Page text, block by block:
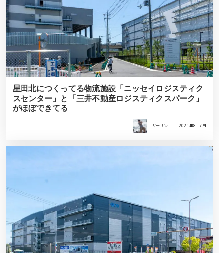
星田北につくってる物流施設「ニッセイロジスティク
スセンター」と「三井不動産ロジスティクスパーク」
がほぼできてる
ガーサン 2021年8月7日